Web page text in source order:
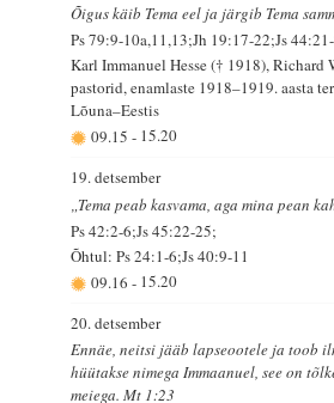
Õigus käib Tema eel ja järgib Tema
Ps 79:9-10a,11,13;Jh 19:17-22;Js
Karl Immanuel Hesse († 1918), Richard
pastorid, enamlaste 1918–1919. aasta
Lõuna–Eestis
09.15- 15.20
19. detsember
„Tema peab kasvama, aga mina pean
Ps 42:2-6;Js 45:22-25;
Õhtul: Ps 24:1-6;Js 40:9-11
09.16- 15.20
20. detsember
Ennäe, neitsi jääb lapseootele ja toob
hüütakse nimega Immaanuel, see on
meiega. Mt 1:23